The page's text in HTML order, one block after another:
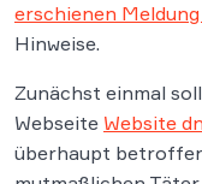
erschienen
Hinweise.
Zunächst einmal
Webseite Website
überhaupt